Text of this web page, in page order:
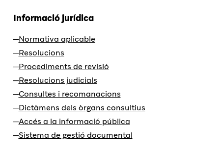
Informació jurídica
Normativa aplicable
Resolucions
Procediments de revisió
Resolucions judicials
Consultes i recomanacions
Dictàmens dels òrgans consultius
Accés a la informació pública
Sistema de gestió documental